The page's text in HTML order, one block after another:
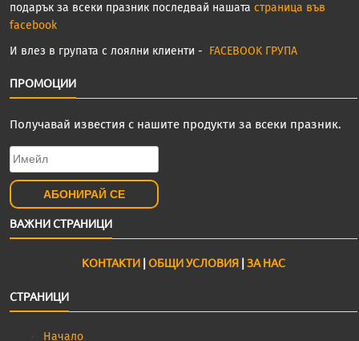
подарък за всеки празник последвай нашата страница във
facebook
И влез в групата с лоялни клиенти - FACEBOOK ГРУПА
ПРОМОЦИИ
Получавай известия с нашите продукти за всеки празник.
ВАЖНИ СТРАНИЦИ
КОНТАКТИ |ОБЩИ УСЛОВИЯ |ЗА НАС
СТРАНИЦИ
Начало